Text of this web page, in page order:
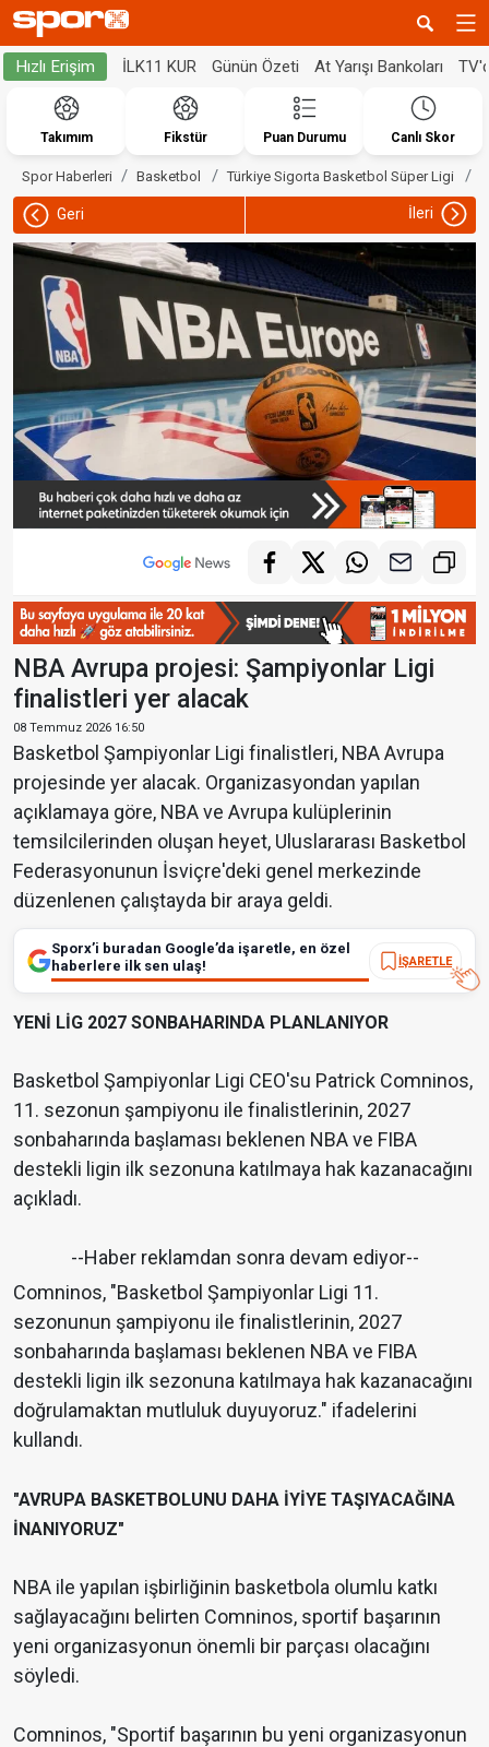
Hızlı Erişim İLK11 KUR Günün Özeti At Yarışı Bankoları
Takımım Fikstür Puan Durumu Canlı Skor
Spor Haberleri Basketbol Türkiye Sigorta Basketbol Süper Ligi
Geri İleri
NBA Avrupa projesi: Şampiyonlar Ligi
finalistleri yer alacak
08 Temmuz 2026 16:50
Basketbol Şampiyonlar Ligi finalistleri, NBA Avrupa
projesinde yer alacak. Organizasyondan yapılan
açıklamaya göre, NBA ve Avrupa kulüplerinin
temsilcilerinden oluşan heyet, Uluslararası Basketbol
Federasyonunun İsviçre'deki genel merkezinde
düzenlenen çalıştayda bir araya geldi.
Sporx’i buradan Google’da işaretle, en özel
haberlere ilk sen ulaş!
İŞARETLE
YENİ LİG 2027 SONBAHARINDA PLANLANIYOR
Basketbol Şampiyonlar Ligi CEO'su Patrick Comninos,
11. sezonun şampiyonu ile finalistlerinin, 2027
sonbaharında başlaması beklenen NBA ve FIBA
destekli ligin ilk sezonuna katılmaya hak kazanacağını
açıkladı.
--Haber reklamdan sonra devam ediyor--
Comninos, "Basketbol Şampiyonlar Ligi 11.
sezonunun şampiyonu ile finalistlerinin, 2027
sonbaharında başlaması beklenen NBA ve FIBA
destekli ligin ilk sezonuna katılmaya hak kazanacağını
doğrulamaktan mutluluk duyuyoruz." ifadelerini
kullandı.
"AVRUPA BASKETBOLUNU DAHA İYİYE TAŞIYACAĞINA
İNANIYORUZ"
NBA ile yapılan işbirliğinin basketbola olumlu katkı
sağlayacağını belirten Comninos, sportif başarının
yeni organizasyonun önemli bir parçası olacağını
söyledi.
Comninos, "Sportif başarının bu yeni organizasyonun